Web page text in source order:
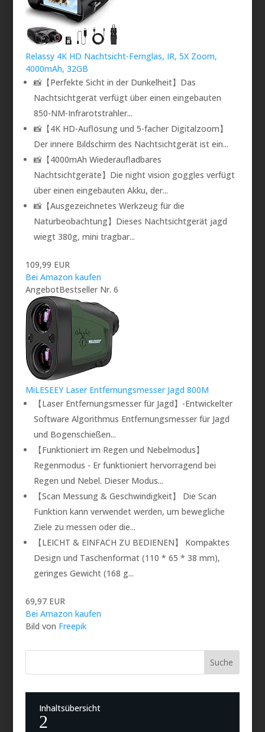
Relassy 4K HD Nachtsicht-Fernglas, IR, 5X Zoom,
4000mAh, 32GB
📸【Perfekte Sicht in der Dunkelheit】Das
Nachtsichtgerät verfügt über einen eingebauten
850-NM-Infrarotstrahler...
📸【4K HD-Auflösung und 5-facher Digitalzoom】
Der innere Bildschirm des Nachtsichtgerät ist ein...
📸【4000mAh Wiederaufladbares
Nachtsichtgeräte】Die night vision goggles verfügt
über einen eingebauten Akku, der...
📸【Ausgezeichnetes Werkzeug für die
Naturbeobachtung】Dieses Nachtsichtgerät jagd
wiegt 380g, mini tragbar...
109,99 EUR
Bei Amazon kaufen
AngebotBestseller Nr. 6
MiLESEEY Laser Entfernungsmesser Jagd 800M
【Laser Entfernungsmesser für Jagd】-Entwickelter
Software Algorithmus Entfernungsmesser für Jagd
und Bogenschießen...
【Funktioniert im Regen und Nebelmodus】
Regenmodus - Er funktioniert hervorragend bei
Regen und Nebel. Dieser Modus...
【Scan Messung & Geschwindigkeit】 Die Scan
Funktion kann verwendet werden, um bewegliche
Ziele zu messen oder die...
【LEICHT & EINFACH ZU BEDIENEN】 Kompaktes
Design und Taschenformat (110 * 65 * 38 mm),
geringes Gewicht (168 g...
69,97 EUR
Bei Amazon kaufen
Bild von Freepik
Inhaltsübersicht
2